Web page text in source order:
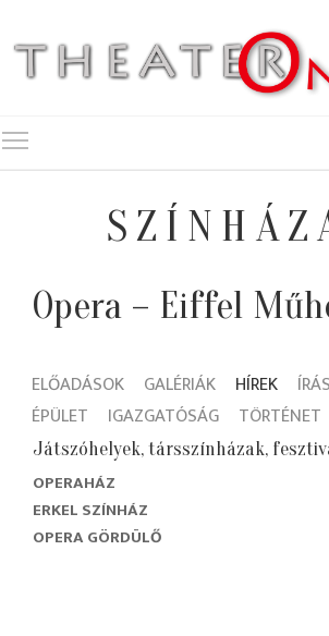
Opera – Eiffel
ELŐADÁSOK GALÉRIÁK HÍREK
ÉPÜLET
IGAZGATÓSÁG TÖRTÉNET
Játszóhelyek, társszínházak,
OPERAHÁZ
ERKEL SZÍNHÁZ
OPERA GÖRDÜLŐ